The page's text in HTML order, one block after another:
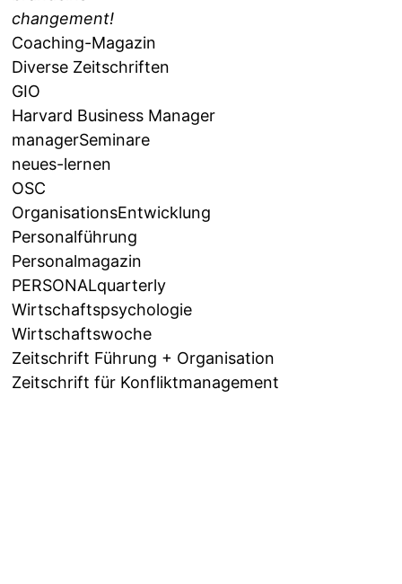
changement!
Coaching-Magazin
Diverse Zeitschriften
GIO
Harvard Business Manager
managerSeminare
neues-lernen
OSC
OrganisationsEntwicklung
Personalführung
Personalmagazin
PERSONALquarterly
Wirtschaftspsychologie
Wirtschaftswoche
Zeitschrift Führung + Organisation
Zeitschrift für Konfliktmanagement